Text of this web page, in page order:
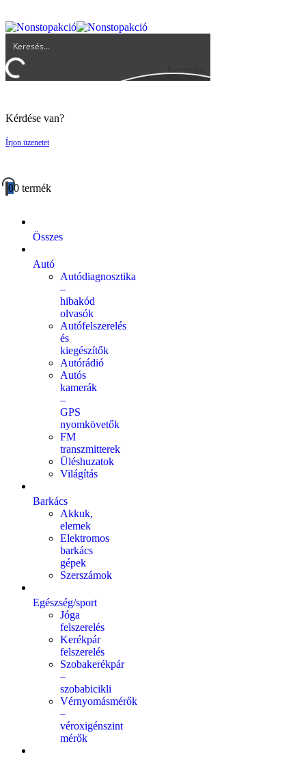
Keresés
Kérdése van?
Írjon üzenetet
00 termék
Összes
Autó
Autódiagnosztika
–
hibakód
olvasók
Autófelszerelés
és
kiegészítők
Autórádió
Autós
kamerák
–
GPS
nyomkövetők
FM
transzmitterek
Üléshuzatok
Világítás
Barkács
Akkuk,
elemek
Elektromos
barkács
gépek
Szerszámok
Egészség/sport
Jóga
felszerelés
Kerékpár
felszerelés
Szobakerékpár
–
szobabicikli
Vérnyomásmérők
–
véroxigénszint
mérők